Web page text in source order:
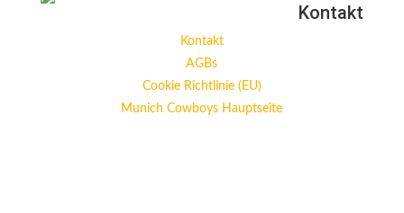
Kontakt
Kontakt
AGBs
Cookie Richtlinie (EU)
Munich Cowboys Hauptseite